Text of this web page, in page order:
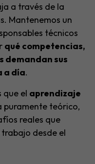
a través de la
Mantenemos un
técnicos
qué competencias,
demandan sus
a día.
que el aprendizaje
puramente teórico,
reales que
desde el